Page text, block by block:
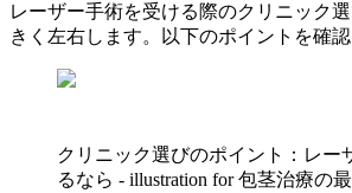
レーザー手術を受ける際のクリニック選
きく左右します。以下のポイントを確認
クリニック選びのポイント：レー
るなら - illustration for 包茎治療の